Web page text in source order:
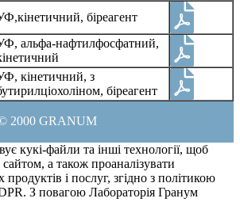
біреагент
альфа-нафтилфосфатний,
кінетичний, з
біреагент
© 2000 GRANUM
кукі-файли та інші технології, щоб
а також проаналізувати
і послуг, згідно з політикою
З повагою Лабораторія Гранум